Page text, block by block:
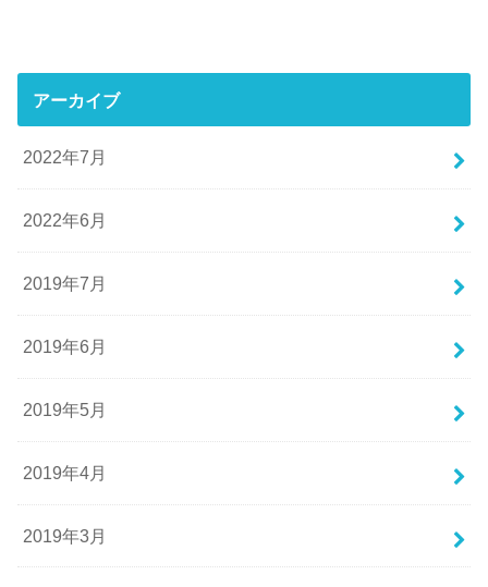
アーカイブ
2022年7月
2022年6月
2019年7月
2019年6月
2019年5月
2019年4月
2019年3月